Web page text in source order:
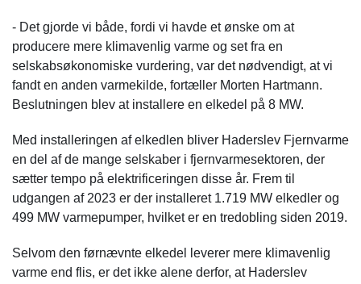
- Det gjorde vi både, fordi vi havde et ønske om at
producere mere klimavenlig varme og set fra en
selskabsøkonomiske vurdering, var det nødvendigt, at vi
fandt en anden varmekilde, fortæller Morten Hartmann.
Beslutningen blev at installere en elkedel på 8 MW.
Med installeringen af elkedlen bliver Haderslev Fjernvarme
en del af de mange selskaber i fjernvarmesektoren, der
sætter tempo på elektrificeringen disse år. Frem til
udgangen af 2023 er der installeret 1.719 MW elkedler og
499 MW varmepumper, hvilket er en tredobling siden 2019.
Selvom den førnævnte elkedel leverer mere klimavenlig
varme end flis, er det ikke alene derfor, at Haderslev